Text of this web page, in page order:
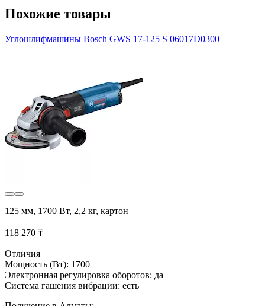
Похожие товары
Углошлифмашины Bosch GWS 17-125 S 06017D0300
125 мм, 1700 Вт, 2,2 кг, картон
118 270 ₸
Отличия
Мощность (Вт): 1700
Электронная регулировка оборотов: да
Система гашения вибрации: есть